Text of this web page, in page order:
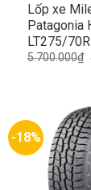
Lốp xe
Patagonia
LT275/
5.700.000₫
-18%